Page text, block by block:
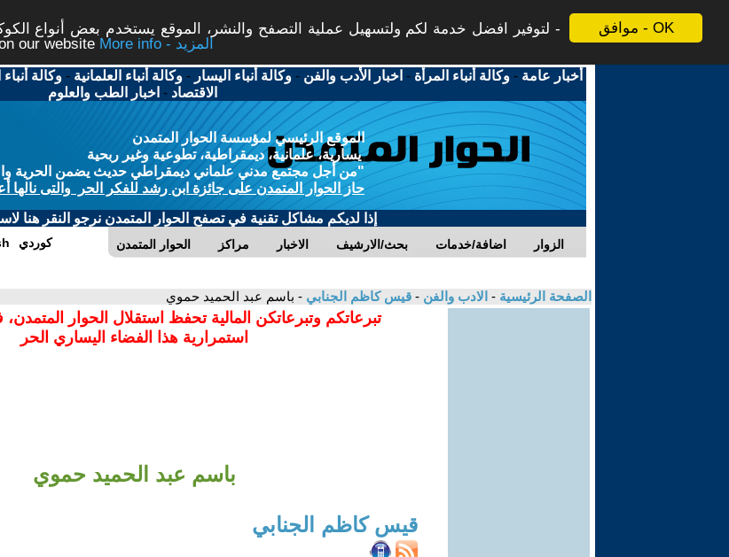
موافق - OK
لتوفير افضل خدمة لكم ولتسهيل عملية التصفح والنشر، الموقع يستخدم بعض أنواع
our website
More info - المزيد
أخبار عامة -وكالة أنباء المرأة - اخبار الأدب والفن -وكالة أنباء اليسار -وكالة أنباء العلمانية -وكالة
الاقتصاد - اخبار الطب والعلوم
الموقع الرئيسي لمؤسسة الحوار المتمدن
يسارية، علمانية، ديمقراطية، تطوعية وغير ربحية
"من أجل مجتمع مدني علماني ديمقراطي حديث يضمن الحرية
حاز الحوار المتمدن على جائزة ابن رشد للفكر الحر والتى نالها
إذا لديكم مشاكل تقنية في تصفح الحوار المتمدن نرجو النقر هنا
الحوار المتمدن مراكز الاخبار بحث/الارشيف اضافة/خدمات الزوار كوردي
الصفحة الرئيسية - الادب والفن - قيس كاظم الجنابي - باسم عبد الحميد حموي
تبرعاتكم وتبرعاتكن المالية تحفظ استقلال الحوار
استمرارية هذا الفضاء اليساري الحر
باسم عبد الحميد حموي
قيس كاظم الجنابي